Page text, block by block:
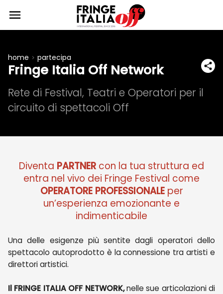
home partecipa
Fringe Italia Off Network
Rete di Festival, Teatri e Operatori per il
circuito di spettacoli Off
Diventa PARTNER con la tua struttura ed
entra nel vivo dei Fringe Festival come
OPERATORE PROFESSIONALE per
un’esperienza emozionante e
indimenticabile
Una delle esigenze più sentite dagli operatori dello
spettacolo autoprodotto è la connessione tra artisti e
direttori artistici.
Il FRINGE ITALIA OFF NETWORK,nelle sue articolazioni di